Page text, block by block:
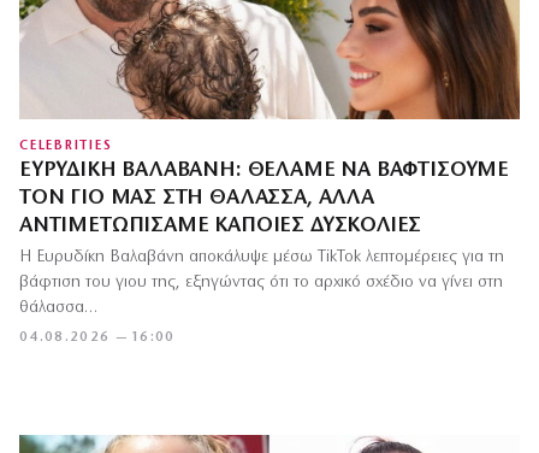
CELEBRITIES
ΕΥΡΥΔΊΚΗ ΒΑΛΑΒΆΝΗ: ΘΈΛΑΜΕ ΝΑ ΒΑΦΤΊΣΟΥΜΕ
ΤΟΝ ΓΙΟ ΜΑΣ ΣΤΗ ΘΆΛΑΣΣΑ, ΑΛΛΆ
ΑΝΤΙΜΕΤΩΠΊΣΑΜΕ ΚΆΠΟΙΕΣ ΔΥΣΚΟΛΊΕΣ
04.08.2026 — 16:00
Η Ευρυδίκη Βαλαβάνη αποκάλυψε μέσω TikTok λεπτομέρειες για τη
βάφτιση του γιου της, εξηγώντας ότι το αρχικό σχέδιο να γίνει στη
θάλασσα…